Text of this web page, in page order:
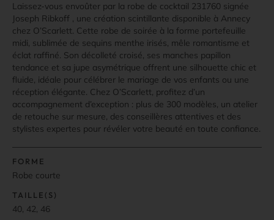
Laissez-vous envoûter par la robe de cocktail 231760 signée
Joseph Ribkoff , une création scintillante disponible à Annecy
chez O’Scarlett. Cette robe de soirée à la forme portefeuille
midi, sublimée de sequins menthe irisés, mêle romantisme et
éclat raffiné. Son décolleté croisé, ses manches papillon
tendance et sa jupe asymétrique offrent une silhouette chic et
fluide, idéale pour célébrer le mariage de vos enfants ou une
réception élégante. Chez O’Scarlett, profitez d’un
accompagnement d’exception : plus de 300 modèles, un atelier
de retouche sur mesure, des conseillères attentives et des
stylistes expertes pour révéler votre beauté en toute confiance.
FORME
Robe courte
TAILLE(S)
40, 42, 46